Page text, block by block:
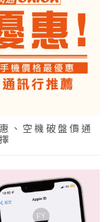
、空機破盤價通